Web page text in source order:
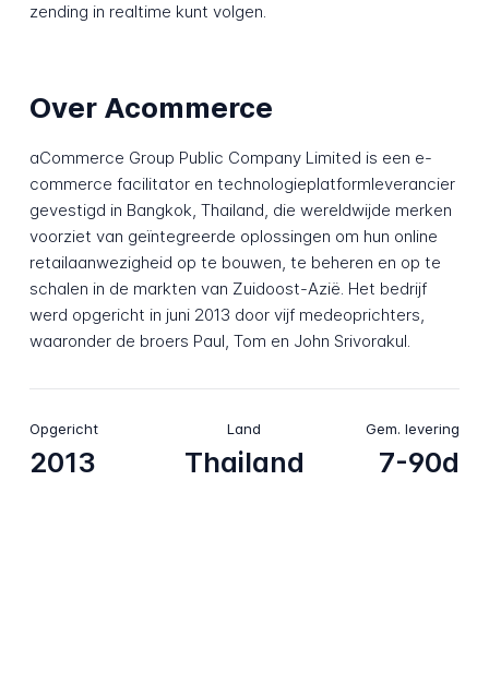
zending in realtime kunt volgen.
Over Acommerce
aCommerce Group Public Company Limited is een e-
commerce facilitator en technologieplatformleverancier
gevestigd in Bangkok, Thailand, die wereldwijde merken
voorziet van geïntegreerde oplossingen om hun online
retailaanwezigheid op te bouwen, te beheren en op te
schalen in de markten van Zuidoost-Azië. Het bedrijf
werd opgericht in juni 2013 door vijf medeoprichters,
waaronder de broers Paul, Tom en John Srivorakul.
Opgericht
2013
Land
Thailand
Gem. levering
7-90d